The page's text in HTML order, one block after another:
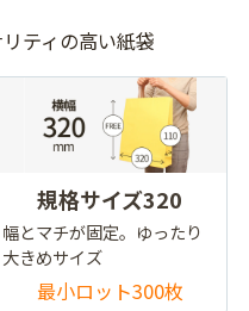
ティの高い紙袋
規格サイズ320
幅とマチが固定。ゆったり
大きめサイズ
最小ロット300枚